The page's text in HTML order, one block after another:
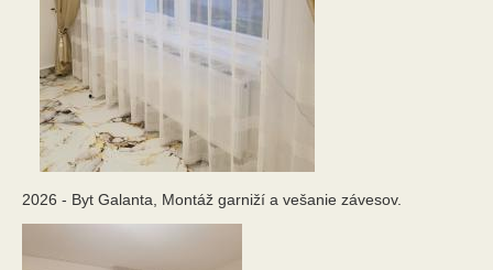
2026 - Byt Galanta, Montáž garniží a vešanie závesov.